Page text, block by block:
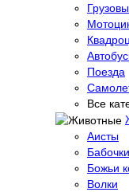
Поезда
Все
Аисты
Бабочки
Божьи
Волки